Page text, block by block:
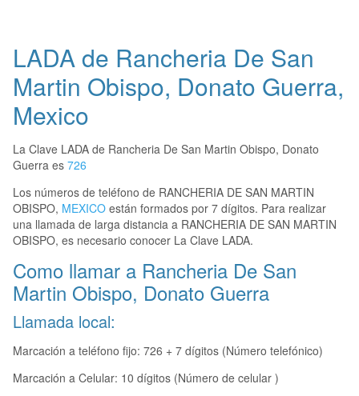
LADA de Rancheria De San
Martin Obispo, Donato Guerra,
Mexico
La Clave LADA de Rancheria De San Martin Obispo, Donato
Guerra es 726
Los números de teléfono de RANCHERIA DE SAN MARTIN
OBISPO, MEXICO están formados por 7 dígitos. Para realizar
una llamada de larga distancia a RANCHERIA DE SAN MARTIN
OBISPO, es necesario conocer La Clave LADA.
Como llamar a Rancheria De San
Martin Obispo, Donato Guerra
Llamada local:
Marcación a teléfono fijo: 726 + 7 dígitos (Número telefónico)
Marcación a Celular: 10 dígitos (Número de celular )